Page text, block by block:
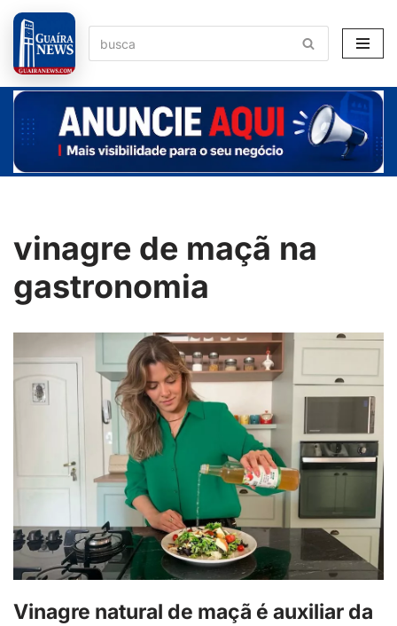
Pular
para
o
conteúdo
vinagre de maçã na
gastronomia
Vinagre natural de maçã é auxiliar da